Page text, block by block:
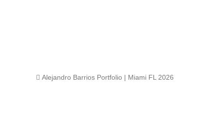
 Alejandro Barrios Portfolio | Miami FL 2026